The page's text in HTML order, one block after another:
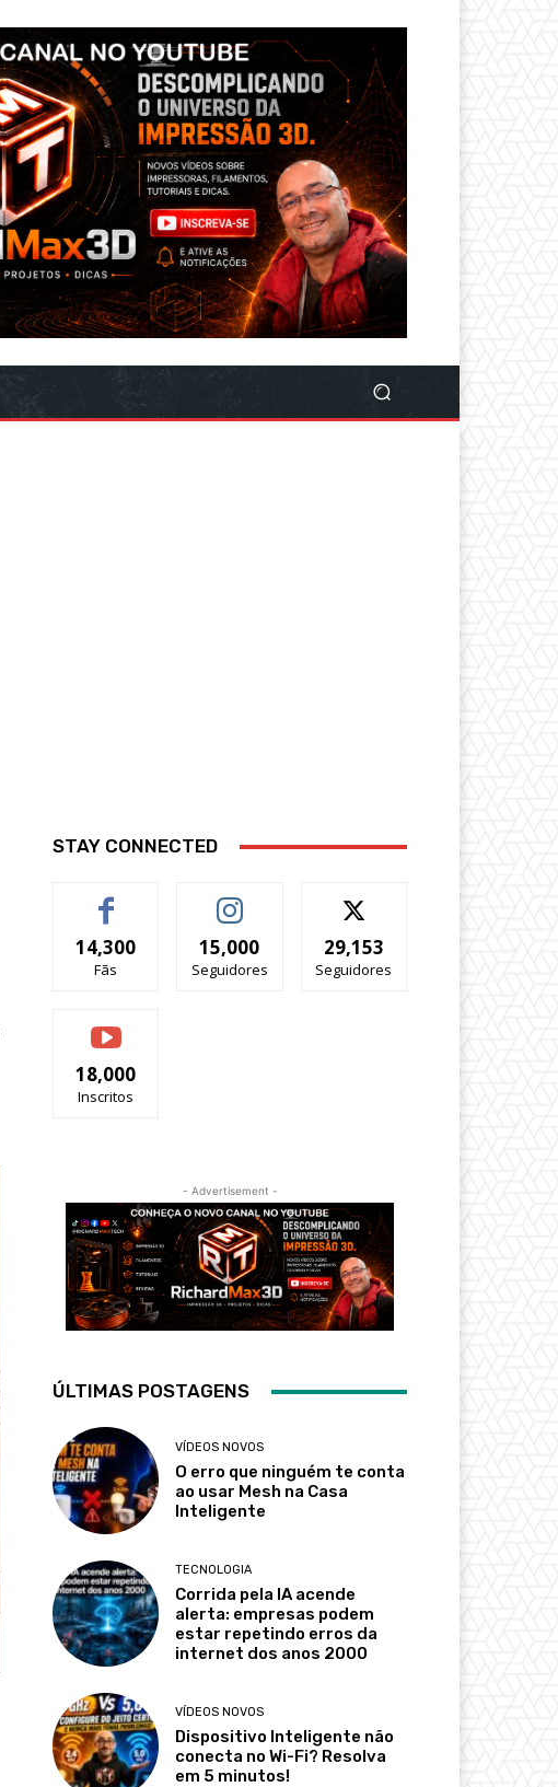
STAY CONNECTED
14,300
Fãs
15,000
Seguidores
29,153
Seguidores
18,000
Inscritos
- Advertisement -
ÚLTIMAS POSTAGENS
VÍDEOS NOVOS
O erro que ninguém te conta
ao usar Mesh na Casa
Inteligente
TECNOLOGIA
Corrida pela IA acende
alerta: empresas podem
estar repetindo erros da
internet dos anos 2000
VÍDEOS NOVOS
Dispositivo Inteligente não
conecta no Wi-Fi? Resolva
em 5 minutos!